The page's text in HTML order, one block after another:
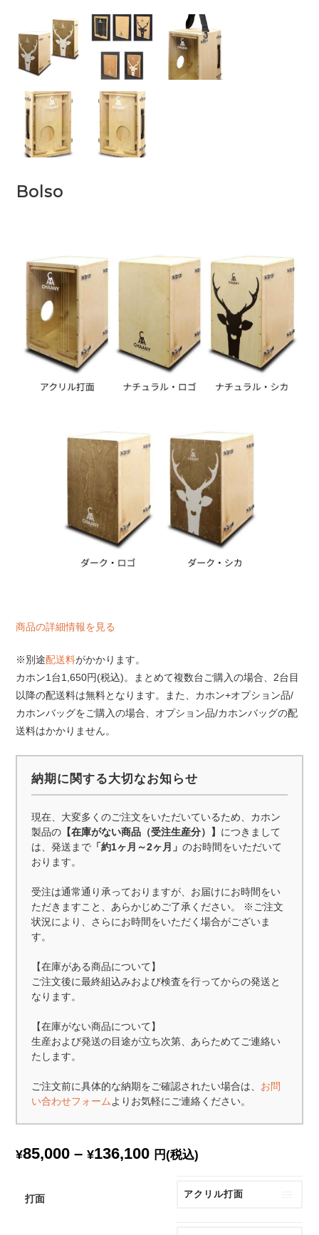
Bolso
商品の詳細情報を見る
※別途配送料がかかります。
カホン1台1,650円(税込)。まとめて複数台ご購入の場合、2台目
以降の配送料は無料となります。また、カホン+オプション品/
カホンバッグをご購入の場合、オプション品/カホンバッグの配
送料はかかりません。
納期に関する大切なお知らせ
現在、大変多くのご注文をいただいているため、カホン
製品の 【在庫がない商品（受注生産分）】 につきまして
は、発送まで 「約1ヶ月～2ヶ月」のお時間をいただいて
おります。
受注は通常通り承っておりますが、お届けにお時間をい
ただきますこと、あらかじめご了承ください。 ※ご注文
状況により、さらにお時間をいただく場合がございま
す。
【在庫がある商品について】
ご注文後に最終組込みおよび検査を行ってからの発送と
なります。
【在庫がない商品について】
生産および発送の目途が立ち次第、あらためてご連絡い
たします。
ご注文前に具体的な納期をご確認されたい場合は、 お問
い合わせフォーム よりお気軽にご連絡ください。
¥85,000 –¥136,100価
¥85,000
円(税込)
打面